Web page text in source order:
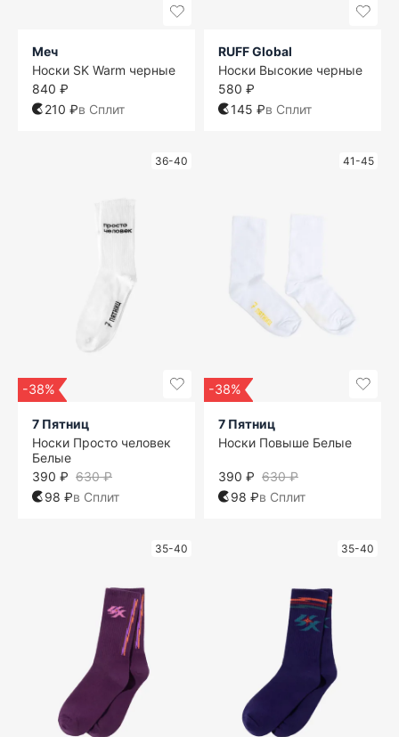
Меч
Носки SK Warm черные
840 ₽
210 ₽в Сплит
RUFF Global
Носки Высокие черные
580 ₽
145 ₽в Сплит
36-40
-38%
7 Пятниц
Носки Просто человек
Белые
630 ₽
390 ₽
98 ₽в Сплит
41-45
-38%
7 Пятниц
Носки Повыше Белые
630 ₽
390 ₽
98 ₽в Сплит
35-40 35-40